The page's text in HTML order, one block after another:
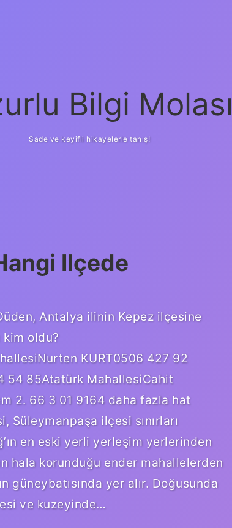
Bilgi Molası
Sade ve keyifli hikayelerle tanış!
Ilçede
Antalya ilinin Kepez ilçesine
kim oldu?
KURT0506 427 92
54 85Atatürk MahallesiCahit
2. 66 3 01 9164 daha fazla hat
Süleymanpaşa ilçesi sınırları
en eski yerli yerleşim yerlerinden
hala korunduğu ender mahallelerden
güneybatısında yer alır. Doğusunda
ve kuzeyinde…